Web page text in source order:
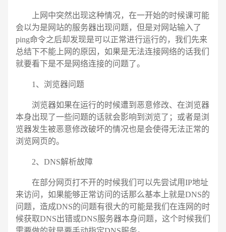
上网中突然出现这种情况，在一开始的时候课可能
会以为是网站的服务器出现问题，但是对网站输入了
ping命令之后却发现是可以正常进行运行的，我们先来
总结下不能上网的原因，如果是无法连接网络的话我们
就要看下是不是网络连接的问题了。
1、浏览器问题
浏览器如果在运行的时候遭到恶意修改、在浏览器
本身出现了一些问题的话就会影响到浏览了；或者是浏
览器发生被恶意修改破坏的情况也是会使得无法正常的
浏览网页的。
2、DNS解析故障
在部分网页打不开的时候我们可以先尝试用IP地址
来访问，如果能够正常访问的话那么基本上就是DNS的
问题，造成DNS的问题有很大的可能是我们在连网的时
候获取DNS出错或DNS服务器本身问题，这个时候我们
电话 微信号